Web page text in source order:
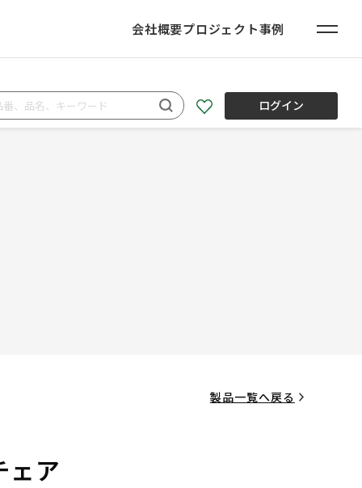
会社概要プロジェクト事例
ログイン
製品一覧へ戻る
ェア